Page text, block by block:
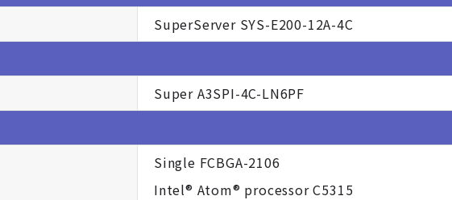
SuperServer SYS-E200-12A-4C
Super A3SPI-4C-LN6PF
Single FCBGA-2106
Intel® Atom® processor C5315